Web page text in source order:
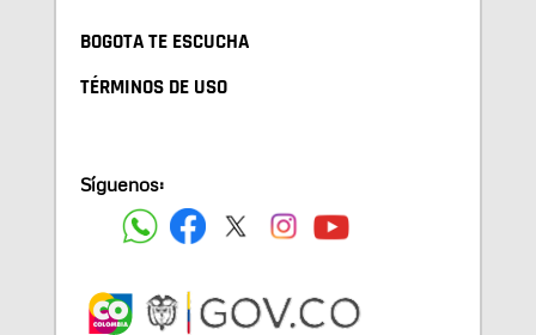
BOGOTA TE ESCUCHA
TÉRMINOS DE USO
Síguenos: